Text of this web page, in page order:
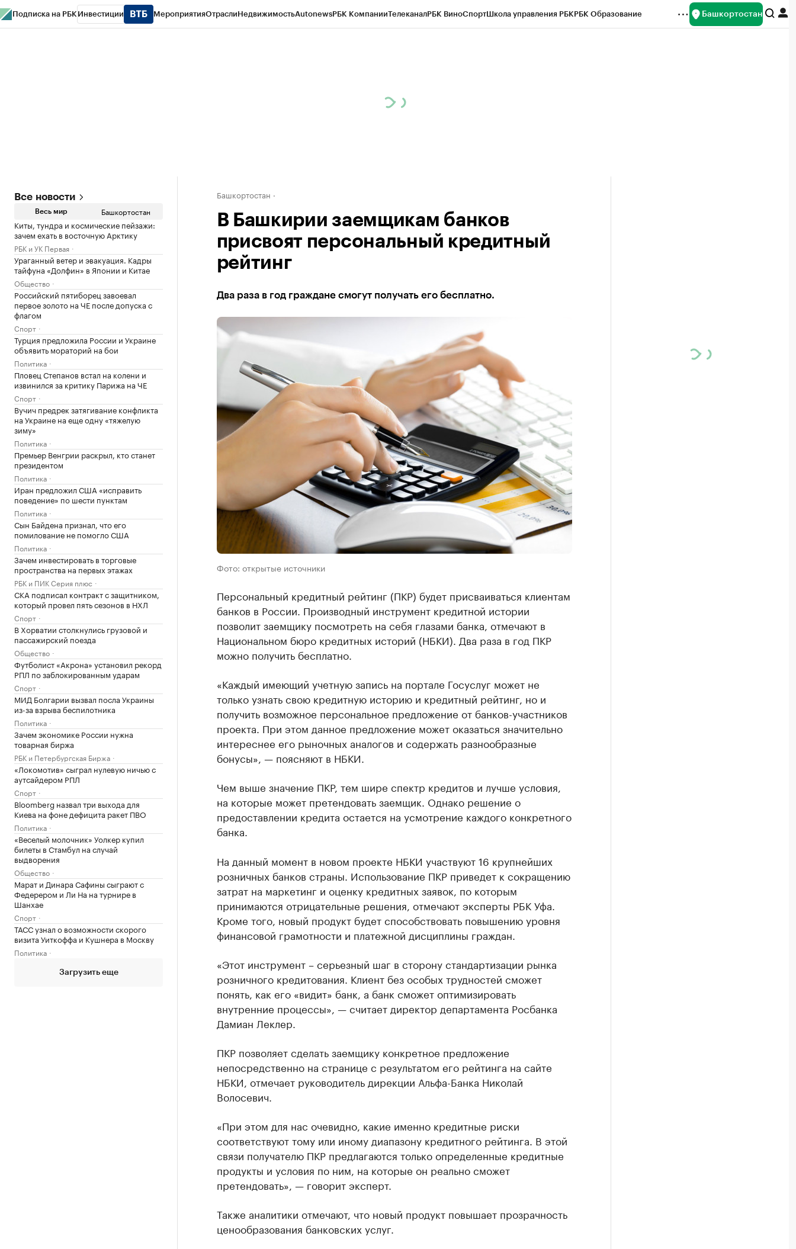
Подписка на РБК Инвестиции МероприятияОтраслиНедвижимостьAutonewsРБК КомпанииТелеканалРБК ВиноСпортШкола управления РБКРБК Образование Башкортостан
Все новости
Весь мир Башкортостан
Киты, тундра и космические пейзажи:
зачем ехать в восточную Арктику
РБК и УК Первая
Ураганный ветер и эвакуация. Кадры
тайфуна «Долфин» в Японии и Китае
Общество
Российский пятиборец завоевал
первое золото на ЧЕ после допуска с
флагом
Спорт
Турция предложила России и Украине
объявить мораторий на бои
Политика
Пловец Степанов встал на колени и
извинился за критику Парижа на ЧЕ
Спорт
Вучич предрек затягивание конфликта
на Украине на еще одну «тяжелую
зиму»
Политика
Премьер Венгрии раскрыл, кто станет
президентом
Политика
Иран предложил США «исправить
поведение» по шести пунктам
Политика
Сын Байдена признал, что его
помилование не помогло США
Политика
Зачем инвестировать в торговые
пространства на первых этажах
РБК и ПИК Серия плюс
СКА подписал контракт с защитником,
который провел пять сезонов в НХЛ
Спорт
В Хорватии столкнулись грузовой и
пассажирский поезда
Общество
Футболист «Акрона» установил рекорд
РПЛ по заблокированным ударам
Спорт
МИД Болгарии вызвал посла Украины
из-за взрыва беспилотника
Политика
Зачем экономике России нужна
товарная биржа
РБК и Петербургская Биржа
«Локомотив» сыграл нулевую ничью с
аутсайдером РПЛ
Спорт
Bloomberg назвал три выхода для
Киева на фоне дефицита ракет ПВО
Политика
«Веселый молочник» Уолкер купил
билеты в Стамбул на случай
выдворения
Общество
Марат и Динара Сафины сыграют с
Федерером и Ли На на турнире в
Шанхае
Спорт
ТАСС узнал о возможности скорого
визита Уиткоффа и Кушнера в Москву
Политика
Загрузить еще
Башкортостан
В Башкирии заемщикам банков
присвоят персональный кредитный
рейтинг
Два раза в год граждане смогут получать его бесплатно.
Фото: открытые источники
Персональный кредитный рейтинг (ПКР) будет присваиваться клиентам
банков в России. Производный инструмент кредитной истории
позволит заемщику посмотреть на себя глазами банка, отмечают в
Национальном бюро кредитных историй (НБКИ). Два раза в год ПКР
можно получить бесплатно.
«Каждый имеющий учетную запись на портале Госуслуг может не
только узнать свою кредитную историю и кредитный рейтинг, но и
получить возможное персональное предложение от банков-участников
проекта. При этом данное предложение может оказаться значительно
интереснее его рыночных аналогов и содержать разнообразные
бонусы», — поясняют в НБКИ.
Чем выше значение ПКР, тем шире спектр кредитов и лучше условия,
на которые может претендовать заемщик. Однако решение о
предоставлении кредита остается на усмотрение каждого конкретного
банка.
На данный момент в новом проекте НБКИ участвуют 16 крупнейших
розничных банков страны. Использование ПКР приведет к сокращению
затрат на маркетинг и оценку кредитных заявок, по которым
принимаются отрицательные решения, отмечают эксперты РБК Уфа.
Кроме того, новый продукт будет способствовать повышению уровня
финансовой грамотности и платежной дисциплины граждан.
«Этот инструмент – серьезный шаг в сторону стандартизации рынка
розничного кредитования. Клиент без особых трудностей сможет
понять, как его «видит» банк, а банк сможет оптимизировать
внутренние процессы», — считает директор департамента Росбанка
Дамиан Леклер.
ПКР позволяет сделать заемщику конкретное предложение
непосредственно на странице с результатом его рейтинга на сайте
НБКИ, отмечает руководитель дирекции Альфа-Банка Николай
Волосевич.
«При этом для нас очевидно, какие именно кредитные риски
соответствуют тому или иному диапазону кредитного рейтинга. В этой
связи получателю ПКР предлагаются только определенные кредитные
продукты и условия по ним, на которые он реально сможет
претендовать», — говорит эксперт.
Также аналитики отмечают, что новый продукт повышает прозрачность
ценообразования банковских услуг.